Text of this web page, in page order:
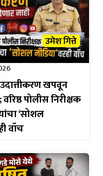
खपवून
पोलीस निरीक्षक
‘सोशल
वॉच